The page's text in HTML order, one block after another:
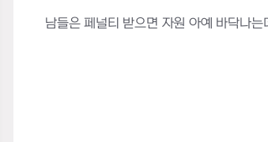
남들은 페널티 받으면 자원 아예 바닥나